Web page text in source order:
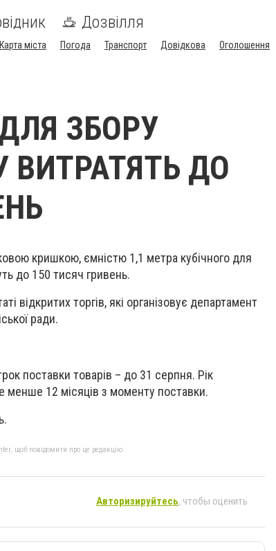
Дозвілля
Карта міста Погода Транспорт Довідкова Оголошення
ЗБОРУ
ВИТРАТЯТЬ ДО
кришкою, ємністю 1,1 метра кубічного для
до 150 тисяч гривень.
відкритих торгів, які організовує департамент
ради.
поставки товарів – до 31 серпня. Рік
менше 12 місяців з моменту поставки.
щоб повідомити про це редакцію
Авторизируйтесь, чтобы оценить